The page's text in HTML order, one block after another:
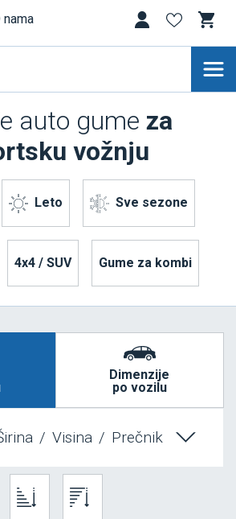
nama
Leto Sve sezone
auto gume za
vožnju
4x4 / SUV Gume za kombi
/ Visina / Prečnik
Dimenzije
po vozilu